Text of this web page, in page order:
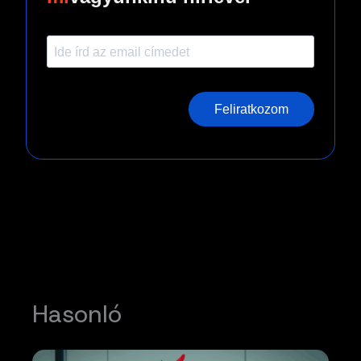
Feliratkozom
Hasonló